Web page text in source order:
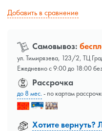
Добавить в сравнение
Самовывоз:
ул. Тимирязева, 123/2, ТЦ
Ежедневно с 9:00 до 18:00
Рассрочка
до 8 мес.- по картам
Хотите вернуть?